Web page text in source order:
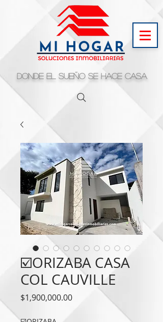
Donde el sueño se hace casa
☑️ORIZABA CASA
COL CAUVILLE
$1,900,000.00Precio